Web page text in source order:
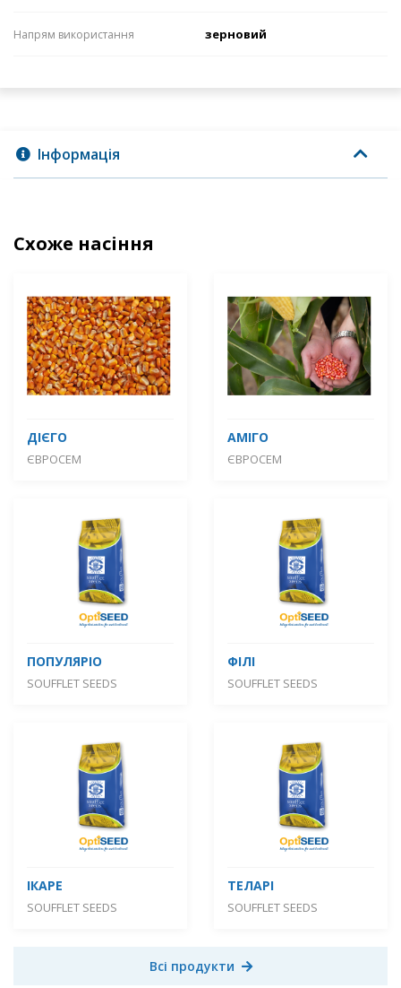
Напрям використання зерновий
Інформація
Схоже насіння
ДІЄГО
ЄВРОСЕМ
АМІГО
ЄВРОСЕМ
ПОПУЛЯРІО
SOUFFLET SEEDS
ФІЛІ
SOUFFLET SEEDS
ІКАРЕ
SOUFFLET SEEDS
ТЕЛАРІ
SOUFFLET SEEDS
Всі продукти